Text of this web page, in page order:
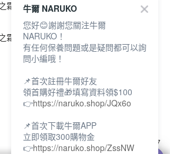
霜
逆齡抗老系列★緊緻美肌滿額送4好
霜
3A緊緻系列★小禎女神肌密✨4H撫
查看全部
2025/05/07
牛爾 NARUKO
您好😊謝謝您關注牛爾
NARUKO！
有任何保養問題或是疑問都可以詢
問小編哦！
📌首次註冊牛爾好友
領首購好禮🎁填寫資料領$100
👉https://naruko.shop/JQx6o
📌首次下載牛爾APP
立即領取300購物金
👉https://naruko.shop/ZssNW